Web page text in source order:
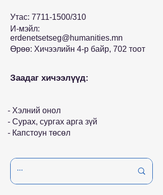
Утас: 7711-1500/310
И-мэйл:
erdenetsetseg@humanities.mn
Өрөө: Хичээлийн 4-р байр, 702 тоот
Заадаг хичээлүүд:
- Хэлний онол
- Сурах, сургах арга зүй
- Капстоун төсөл